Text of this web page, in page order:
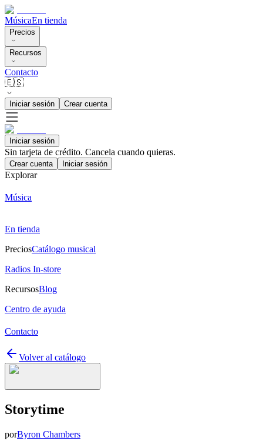
MúsicaEn tienda
Precios
Recursos
Contacto
🇪🇸
Iniciar sesión Crear cuenta
Iniciar sesión
Sin tarjeta de crédito. Cancela cuando quieras.
Crear cuenta Iniciar sesión
Explorar
Música
En tienda
PreciosCatálogo musical
Radios In-store
RecursosBlog
Centro de ayuda
Contacto
Volver al catálogo
Storytime
porByron Chambers